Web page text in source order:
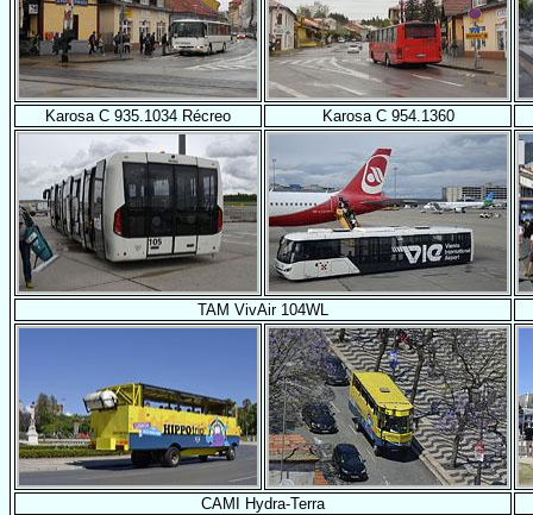
Karosa C 935.1034 Récreo Karosa C 954.1360
TAM VivAir 104WL
CAMI Hydra-Terra